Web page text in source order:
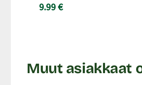
9.99 €
Muut asiakkaat